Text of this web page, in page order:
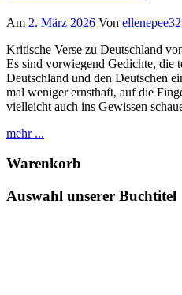
Am 2. März 2026 Von
Kritische Verse zu Deutschland
Es sind vorwiegend Gedichte, die
Deutschland und den Deutschen
mal weniger ernsthaft, auf die
vielleicht auch ins Gewissen
mehr ...
Warenkorb
Auswahl unserer Buchtitel